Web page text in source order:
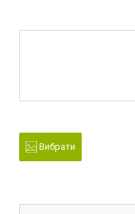
Вибрати